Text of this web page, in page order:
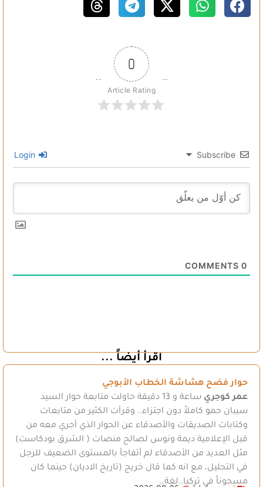
0
Article Rating
Subscribe
0
اقرأ أيضاً ...
حوار فضح هشاشة الخطاب الأبوجي
عمر كوجري
ساعة و 13 دقيقة حاولت متابعة حوار السيد
سيبان حمو كاملاً دون اجتزاء.. وقرأت الكثير من متابعات
وكتابات الصديقات والأصدقاء عن الحوار الذي أجري معه من
قبل الإعلامية ديمة ونوس لصالح منصات ( الشرق بودكاست)
مثل العديد من الأصدقاء لم أتفاجأ بالمستوى الضعيف للرجل
في التحليل، مع انه كما قال خريج (تاريخ الاديان) حينما كان
مسجوناً في تركيا..لغة…